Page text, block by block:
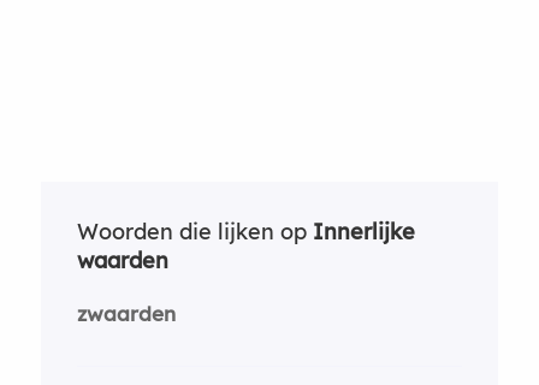
Woorden die lijken op Innerlijke
waarden
zwaarden